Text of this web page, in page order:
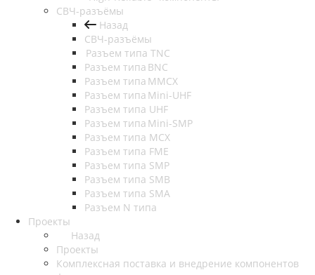
СВЧ-разъёмы
Назад
СВЧ-разъёмы
Разъем типа TNC
Разъем типа BNC
Разъем типа MMCX
Разъем типа Mini-UHF
Разъем типа UHF
Разъем типа Mini-SMP
Разъем типа MCX
Разъем типа FME
Разъем типа SMP
Разъем типа SMB
Разъем типа SMA
Разъем N типа
Проекты
Назад
Проекты
Комплексная поставка и внедрение компонентов